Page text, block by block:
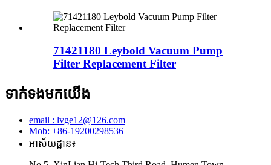
71421180 Leybold Vacuum Pump
Filter Replacement Filter
ទាក់ទងមកយើង
email : lvge12@126.com
Mob: +86-19200298536
អាស័យដ្ឋាន៖